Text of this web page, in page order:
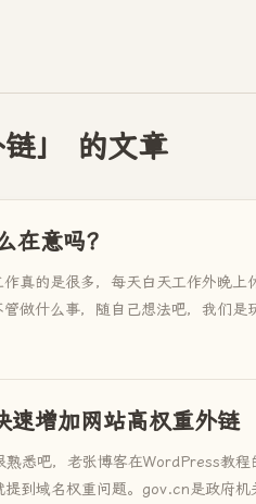
」 的文章
在意吗？
真的是很多，每天白天工作外晚
做什么事，随自己想法吧，我们
速增加网站高权重外链
悉吧，老张博客在WordPress教
到域名权重问题。gov.cn是政府